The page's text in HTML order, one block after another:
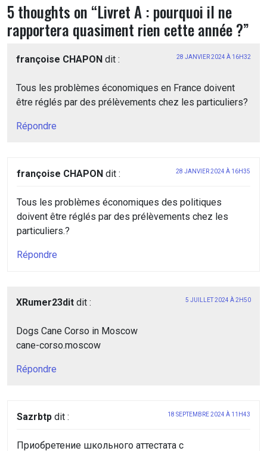
5 thoughts on “Livret A : pourquoi il ne
rapportera quasiment rien cette année ?”
françoise CHAPON dit : 28 JANVIER 2024 À 16H32
Tous les problèmes économiques en France doivent
être réglés par des prélèvements chez les particuliers?
Répondre
françoise CHAPON dit : 28 JANVIER 2024 À 16H35
Tous les problèmes économiques des politiques
doivent être réglés par des prélèvements chez les
particuliers.?
Répondre
XRumer23dit dit : 5 JUILLET 2024 À 2H50
Dogs Cane Corso in Moscow
cane-corso.moscow
Répondre
Sazrbtp dit : 18 SEPTEMBRE 2024 À 11H43
Приобретение школьного аттестата с